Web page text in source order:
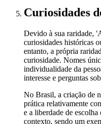
Curiosidades
Devido à sua raridade,
curiosidades históricas
entanto, a própria
curiosidade. Nomes
individualidade da
interesse e perguntas
No Brasil, a criação de
prática relativamente
e a liberdade de
contexto, sendo um